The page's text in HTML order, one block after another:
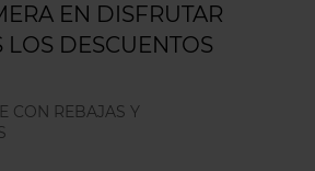
EN DISFRUTAR
LOS DESCUENTOS
CON REBAJAS Y